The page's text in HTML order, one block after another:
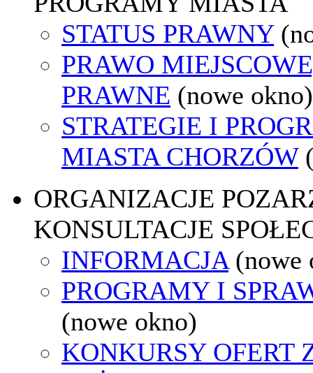
STATUS PRAWNY
PRAWO
PRAWNE (nowe okno)
STRATEGIE I
MIASTA CHORZÓW
ORGANIZACJE
KONSULTACJE
INFORMACJA (nowe
PROGRAMY I
(nowe okno)
KONKURSY OFERT